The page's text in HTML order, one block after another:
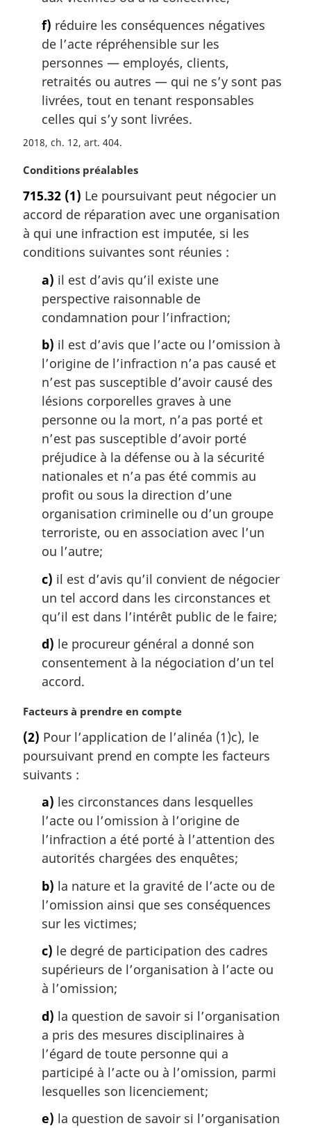
f) réduire les conséquences négatives
de l’acte répréhensible sur les
personnes — employés, clients,
retraités ou autres — qui ne s’y sont pas
livrées, tout en tenant responsables
celles qui s’y sont livrées.
2018, ch. 12, art. 404
N
t
e
m
a
Conditions préalables
715.32 (1) Le poursuivant peut négocier un
accord de réparation avec une organisation
à qui une infraction est imputée, si les
conditions suivantes sont réunies :
a) il est d’avis qu’il existe une
perspective raisonnable de
condamnation pour l’infraction;
b) il est d’avis que l’acte ou l’omission à
l’origine de l’infraction n’a pas causé et
n’est pas susceptible d’avoir causé des
lésions corporelles graves à une
personne ou la mort, n’a pas porté et
n’est pas susceptible d’avoir porté
préjudice à la défense ou à la sécurité
nationales et n’a pas été commis au
profit ou sous la direction d’une
organisation criminelle ou d’un groupe
terroriste, ou en association avec l’un
ou l’autre;
c) il est d’avis qu’il convient de négocier
un tel accord dans les circonstances et
qu’il est dans l’intérêt public de le faire;
d) le procureur général a donné son
consentement à la négociation d’un tel
accord.
N
t
e
m
Facteurs à prendre en compte
(2) Pour l’application de l’alinéa (1)c), le
poursuivant prend en compte les facteurs
suivants :
a) les circonstances dans lesquelles
l’acte ou l’omission à l’origine de
l’infraction a été porté à l’attention des
autorités chargées des enquêtes;
b) la nature et la gravité de l’acte ou de
l’omission ainsi que ses conséquences
sur les victimes;
c) le degré de participation des cadres
supérieurs de l’organisation à l’acte ou
à l’omission;
d) la question de savoir si l’organisation
a pris des mesures disciplinaires à
l’égard de toute personne qui a
participé à l’acte ou à l’omission, parmi
lesquelles son licenciement;
e) la question de savoir si l’organisation